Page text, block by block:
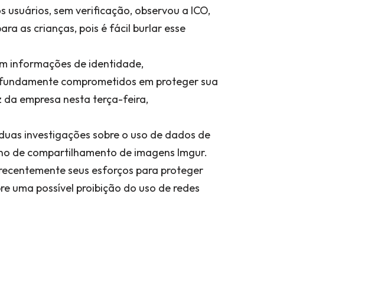
sem verificação, observou a ICO,
as crianças, pois é fácil burlar esse
informações de identidade,
comprometidos em proteger sua
da empresa nesta terça-feira,
investigações sobre o uso de dados de
de compartilhamento de imagens Imgur.
seus esforços para proteger
uma possível proibição do uso de redes